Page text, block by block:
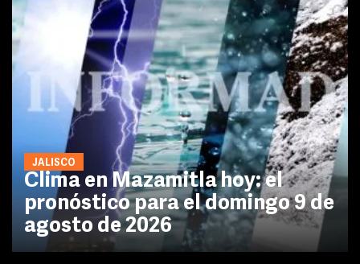
JALISCO
Clima en Mazamitla hoy: el
pronóstico para el domingo 9 de
agosto de 2026